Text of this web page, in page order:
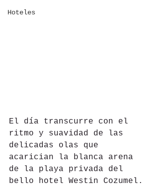
Hoteles
El día transcurre con el
ritmo y suavidad de las
delicadas olas que
acarician la blanca arena
de la playa privada del
bello hotel Westin Cozumel.